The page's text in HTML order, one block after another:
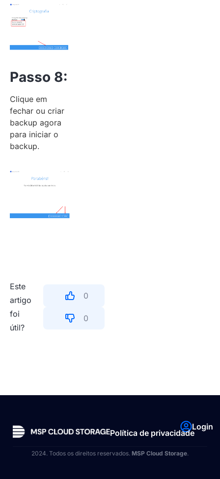
Passo 8:
Clique em
fechar ou criar
backup agora
para iniciar o
backup.
Este
artigo
foi
útil?
0
0
Política de privacidade
Login
2024. Todos os direitos reservados. MSP Cloud Storage.